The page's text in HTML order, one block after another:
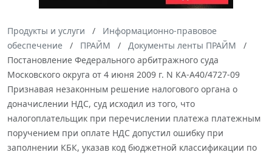
Продукты и услуги
Информационно-правовое
обеспечение
ПРАЙМ
Документы ленты ПРАЙМ
Постановление Федерального арбитражного суда
Московского округа от 4 июня 2009 г. N КА-А40/4727-09
Признавая незаконным решение налогового органа о
доначислении НДС, суд исходил из того, что
налогоплательщик при перечислении платежа платежным
поручением при оплате НДС допустил ошибку при
заполнении КБК, указав код бюджетной классификации по